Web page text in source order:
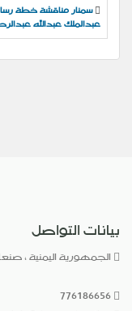
سمنار مناقشة خطة
عبدالملك عبدالله
بيانات التواصل
الجمهورية اليمنية ،